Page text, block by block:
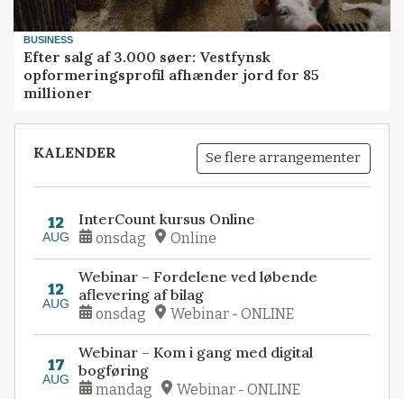
BUSINESS
Efter salg af 3.000 søer: Vestfynsk
opformeringsprofil afhænder jord for 85
millioner
KALENDER Se flere arrangementer
12
AUG
InterCount kursus Online
onsdag Online
12
AUG
Webinar – Fordelene ved løbende
aflevering af bilag
onsdag Webinar - ONLINE
17
AUG
Webinar – Kom i gang med digital
bogføring
mandag Webinar - ONLINE